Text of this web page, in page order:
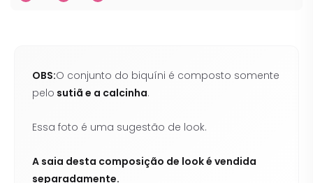
OBS:O conjunto do biquíni é composto somente
pelo sutiã e a calcinha.
Essa foto é uma sugestão de look.
A saia desta composição de look é vendida
separadamente.